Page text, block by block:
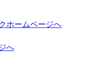
ホームページへ
へ